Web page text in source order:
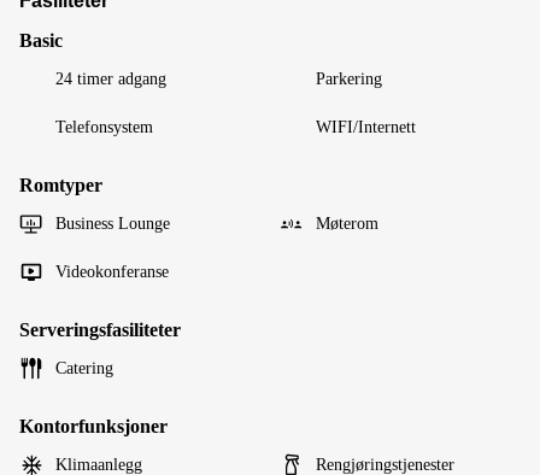
Basic
24 timer adgang Parkering
Telefonsystem WIFI/Internett
Romtyper
Business Lounge Møterom
Videokonferanse
Serveringsfasiliteter
Catering
Kontorfunksjoner
Klimaanlegg Rengjøringstjenester